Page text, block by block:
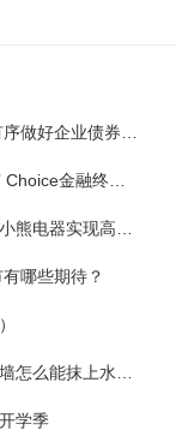
哪些期待？
学季